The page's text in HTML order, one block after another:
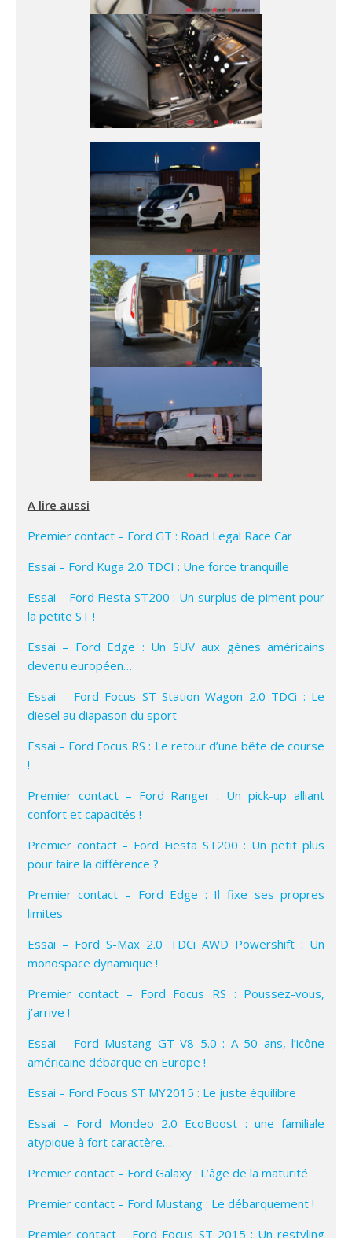
A lire aussi
Premier contact – Ford GT : Road Legal Race Car
Essai – Ford Kuga 2.0 TDCI : Une force tranquille
Essai – Ford Fiesta ST200 : Un surplus de piment pour
la petite ST !
Essai – Ford Edge : Un SUV aux gènes américains
devenu européen…
Essai – Ford Focus ST Station Wagon 2.0 TDCi : Le
diesel au diapason du sport
Essai – Ford Focus RS : Le retour d’une bête de course
!
Premier contact – Ford Ranger : Un pick-up alliant
confort et capacités !
Premier contact – Ford Fiesta ST200 : Un petit plus
pour faire la différence ?
Premier contact – Ford Edge : Il fixe ses propres
limites
Essai – Ford S-Max 2.0 TDCi AWD Powershift : Un
monospace dynamique !
Premier contact – Ford Focus RS : Poussez-vous,
j’arrive !
Essai – Ford Mustang GT V8 5.0 : A 50 ans, l’icône
américaine débarque en Europe !
Essai – Ford Focus ST MY2015 : Le juste équilibre
Essai – Ford Mondeo 2.0 EcoBoost : une familiale
atypique à fort caractère…
Premier contact – Ford Galaxy : L’âge de la maturité
Premier contact – Ford Mustang : Le débarquement !
Premier contact – Ford Focus ST 2015 : Un restyling